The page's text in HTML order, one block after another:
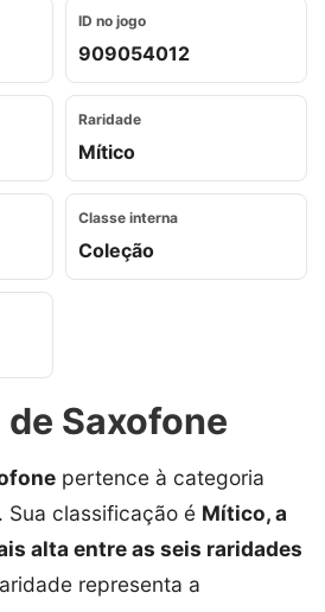
ID no jogo
909054012
Raridade
Mítico
Classe interna
Coleção
Saxofone
pertence à categoria
Sua classificação é Mítico, a
alta entre as seis raridades
representa a